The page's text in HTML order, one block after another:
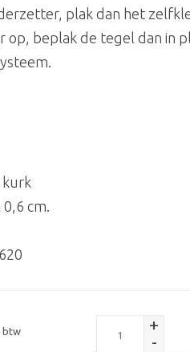
plak dan het
op, beplak de tegel dan in
kurk
cm.
btw
+
-